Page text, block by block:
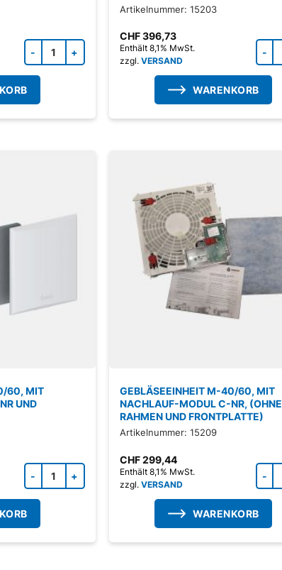
Zubehörprodukt Menge
Artikelnummer: 15203
CHF396,73
Enthält 8,1% MwSt.
zzgl.VERSAND
WARENKORB
60, MIT
UND
Zubehörprodukt Menge
GEBLÄSEEINHEIT M-40/60, MIT
NACHLAUF-MODUL C-NR, (OHNE
RAHMEN UND FRONTPLATTE)
Artikelnummer: 15209
CHF299,44
Enthält 8,1% MwSt.
zzgl.VERSAND
WARENKORB